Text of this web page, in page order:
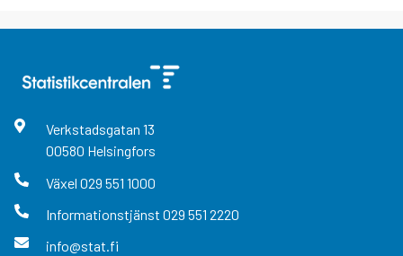
Verkstadsgatan 13
00580 Helsingfors
Växel 029 551 1000
Informationstjänst 029 551 2220
info@stat.fi